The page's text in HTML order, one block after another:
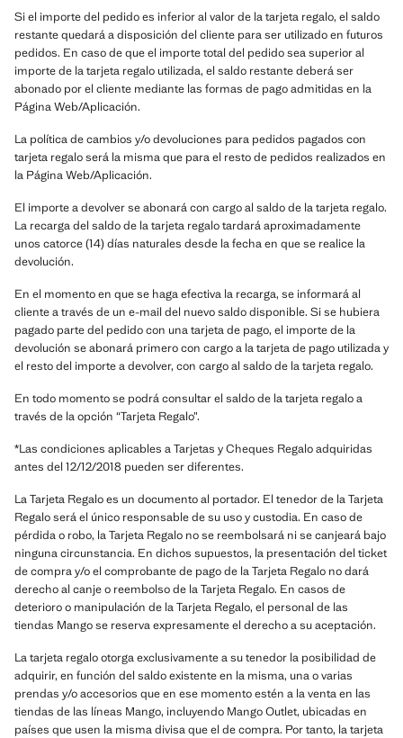
Si el importe del pedido es inferior al valor de la tarjeta regalo, el saldo
restante quedará a disposición del cliente para ser utilizado en futuros
pedidos. En caso de que el importe total del pedido sea superior al
importe de la tarjeta regalo utilizada, el saldo restante deberá ser
abonado por el cliente mediante las formas de pago admitidas en la
Página Web/Aplicación.
La política de cambios y/o devoluciones para pedidos pagados con
tarjeta regalo será la misma que para el resto de pedidos realizados en
la Página Web/Aplicación.
El importe a devolver se abonará con cargo al saldo de la tarjeta regalo.
La recarga del saldo de la tarjeta regalo tardará aproximadamente
unos catorce (14) días naturales desde la fecha en que se realice la
devolución.
En el momento en que se haga efectiva la recarga, se informará al
cliente a través de un e-mail del nuevo saldo disponible. Si se hubiera
pagado parte del pedido con una tarjeta de pago, el importe de la
devolución se abonará primero con cargo a la tarjeta de pago utilizada y
el resto del importe a devolver, con cargo al saldo de la tarjeta regalo.
En todo momento se podrá consultar el saldo de la tarjeta regalo a
través de la opción “Tarjeta Regalo”.
*Las condiciones aplicables a Tarjetas y Cheques Regalo adquiridas
antes del 12/12/2018 pueden ser diferentes.
La Tarjeta Regalo es un documento al portador. El tenedor de la Tarjeta
Regalo será el único responsable de su uso y custodia. En caso de
pérdida o robo, la Tarjeta Regalo no se reembolsará ni se canjeará bajo
ninguna circunstancia. En dichos supuestos, la presentación del ticket
de compra y/o el comprobante de pago de la Tarjeta Regalo no dará
derecho al canje o reembolso de la Tarjeta Regalo. En casos de
deterioro o manipulación de la Tarjeta Regalo, el personal de las
tiendas Mango se reserva expresamente el derecho a su aceptación.
La tarjeta regalo otorga exclusivamente a su tenedor la posibilidad de
adquirir, en función del saldo existente en la misma, una o varias
prendas y/o accesorios que en ese momento estén a la venta en las
tiendas de las líneas Mango, incluyendo Mango Outlet, ubicadas en
países que usen la misma divisa que el de compra. Por tanto, la tarjeta